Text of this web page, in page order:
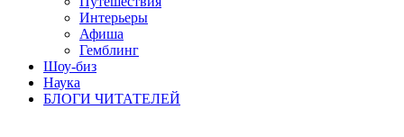
Интерьеры
Афиша
Гемблинг
Шоу-биз
Наука
БЛОГИ ЧИТАТЕЛЕЙ